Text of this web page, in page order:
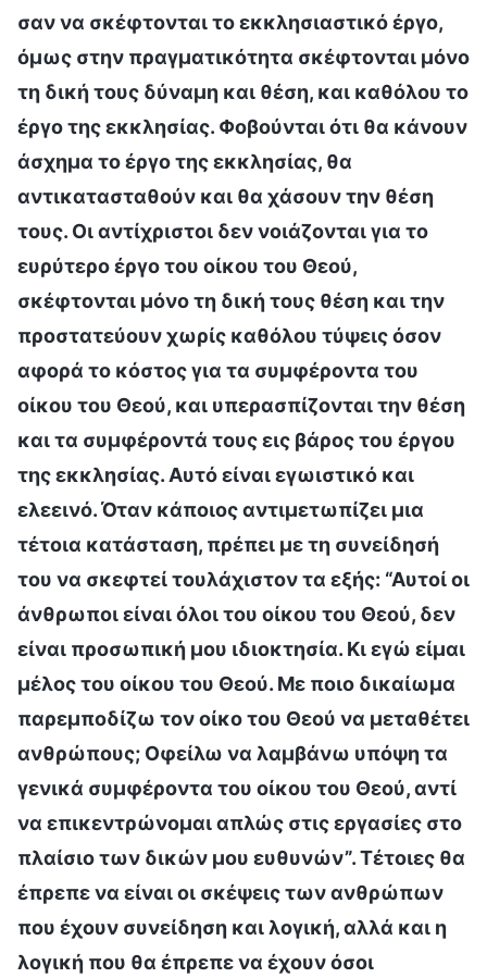
σαν να σκέφτονται το εκκλησιαστικό έργο,
όμως στην πραγματικότητα σκέφτονται μόνο
τη δική τους δύναμη και θέση, και καθόλου το
έργο της εκκλησίας. Φοβούνται ότι θα κάνουν
άσχημα το έργο της εκκλησίας, θα
αντικατασταθούν και θα χάσουν την θέση
τους. Οι αντίχριστοι δεν νοιάζονται για το
ευρύτερο έργο του οίκου του Θεού,
σκέφτονται μόνο τη δική τους θέση και την
προστατεύουν χωρίς καθόλου τύψεις όσον
αφορά το κόστος για τα συμφέροντα του
οίκου του Θεού, και υπερασπίζονται την θέση
και τα συμφέροντά τους εις βάρος του έργου
της εκκλησίας. Αυτό είναι εγωιστικό και
ελεεινό. Όταν κάποιος αντιμετωπίζει μια
τέτοια κατάσταση, πρέπει με τη συνείδησή
του να σκεφτεί τουλάχιστον τα εξής: “Αυτοί οι
άνθρωποι είναι όλοι του οίκου του Θεού, δεν
είναι προσωπική μου ιδιοκτησία. Κι εγώ είμαι
μέλος του οίκου του Θεού. Με ποιο δικαίωμα
παρεμποδίζω τον οίκο του Θεού να μεταθέτει
ανθρώπους; Οφείλω να λαμβάνω υπόψη τα
γενικά συμφέροντα του οίκου του Θεού, αντί
να επικεντρώνομαι απλώς στις εργασίες στο
πλαίσιο των δικών μου ευθυνών”. Τέτοιες θα
έπρεπε να είναι οι σκέψεις των ανθρώπων
που έχουν συνείδηση και λογική, αλλά και η
λογική που θα έπρεπε να έχουν όσοι